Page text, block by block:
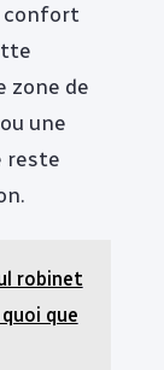
confort
zone de
une
reste
robinet
que